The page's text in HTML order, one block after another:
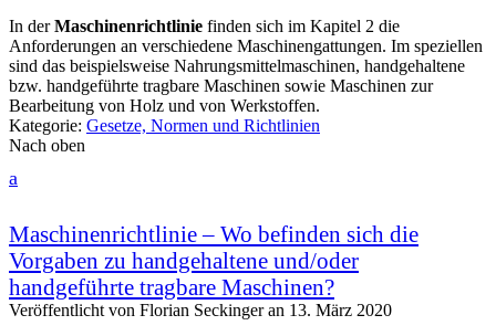
In derMaschinenrichtlinie finden sich im Kapitel 2 die
Anforderungen an verschiedene Maschinengattungen. Im speziellen
sind das beispielsweise Nahrungsmittelmaschinen, handgehaltene
bzw. handgeführte tragbare Maschinen sowie Maschinen zur
Bearbeitung von Holz und von Werkstoffen.
Kategorie: Gesetze, Normen und Richtlinien
Nach oben
a
Maschinenrichtlinie – Wo befinden sich die
Vorgaben zu handgehaltene und/oder
handgeführte tragbare Maschinen?
Veröffentlicht von Florian Seckingeran 13. März 2020